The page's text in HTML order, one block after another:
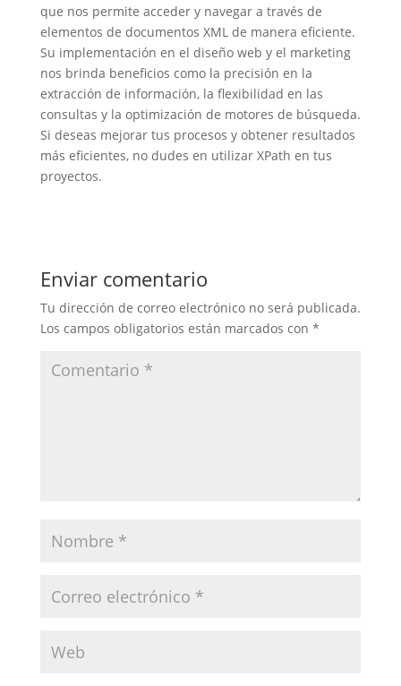
que nos permite acceder y navegar a través de
elementos de documentos XML de manera eficiente.
Su implementación en el diseño web y el marketing
nos brinda beneficios como la precisión en la
extracción de información, la flexibilidad en las
consultas y la optimización de motores de búsqueda.
Si deseas mejorar tus procesos y obtener resultados
más eficientes, no dudes en utilizar XPath en tus
proyectos.
Enviar comentario
Tu dirección de correo electrónico no será publicada.
Los campos obligatorios están marcados con *